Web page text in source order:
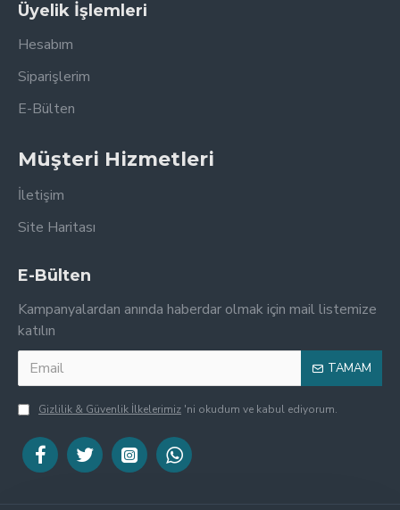
Üyelik İşlemleri
Hesabım
Siparişlerim
E-Bülten
Müşteri Hizmetleri
İletişim
Site Haritası
E-Bülten
Kampanyalardan anında haberdar olmak için mail listemize
katılın
TAMAM
Gizlilik & Güvenlik İlkelerimiz 'ni okudum ve kabul ediyorum.